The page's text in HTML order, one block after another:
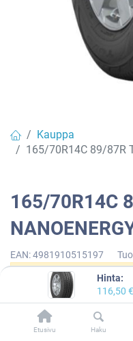
Hinta:
116,50 €
Etusivu Haku
Kauppa
165/70R14C 89/87R
165/70R14C
EAN:4981910515197
Tällä tuotteella ei ole
TOYO